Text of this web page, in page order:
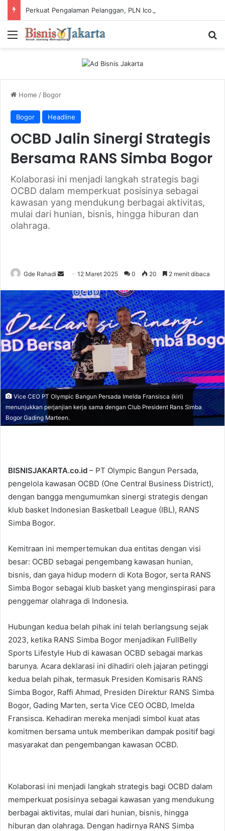
Menu
Home / Bogor
Bogor Headline
OCBD Jalin Sinergi Strategis
Bersama RANS Simba Bogor
Kolaborasi ini menjadi langkah strategis bagi
OCBD dalam memperkuat posisinya sebagai
kawasan yang mendukung berbagai aktivitas,
mulai dari hunian, bisnis, hingga hiburan dan
olahraga.
Gde Rahadi
n
d
a
n
e
m
a
i
l
12 Maret 2025 0 20 2 menit dibaca
Vice CEO PT Olympic Bangun Persada Imelda Fransisca (kiri)
menunjukkan perjanjian kerja sama dengan Club President Rans Simba
Bogor Gading Marteen.
BISNISJAKARTA.co.id – PT Olympic Bangun Persada,
pengelola kawasan OCBD (One Central Business District),
dengan bangga mengumumkan sinergi strategis dengan
klub basket Indonesian Basketball League (IBL), RANS
Simba Bogor.
Kemitraan ini mempertemukan dua entitas dengan visi
besar: OCBD sebagai pengembang kawasan hunian,
bisnis, dan gaya hidup modern di Kota Bogor, serta RANS
Simba Bogor sebagai klub basket yang menginspirasi para
penggemar olahraga di Indonesia.
Hubungan kedua belah pihak ini telah berlangsung sejak
2023, ketika RANS Simba Bogor menjadikan FullBelly
Sports Lifestyle Hub di kawasan OCBD sebagai markas
barunya. Acara deklarasi ini dihadiri oleh jajaran petinggi
kedua belah pihak, termasuk Presiden Komisaris RANS
Simba Bogor, Raffi Ahmad, Presiden Direktur RANS Simba
Bogor, Gading Marten, serta Vice CEO OCBD, Imelda
Fransisca. Kehadiran mereka menjadi simbol kuat atas
komitmen bersama untuk memberikan dampak positif bagi
masyarakat dan pengembangan kawasan OCBD.
Kolaborasi ini menjadi langkah strategis bagi OCBD dalam
memperkuat posisinya sebagai kawasan yang mendukung
berbagai aktivitas, mulai dari hunian, bisnis, hingga
hiburan dan olahraga. Dengan hadirnya RANS Simba